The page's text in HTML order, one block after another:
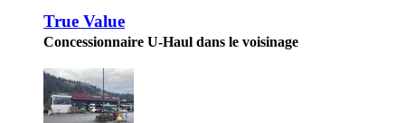
True Value
Concessionnaire U-Haul dans le voisinage